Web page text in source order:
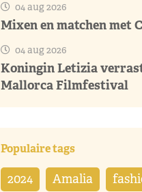
04 aug 2026
Mixen en matchen met
04 aug 2026
Koningin Letizia
Mallorca Filmfestival
Populaire tags
2024 Amalia